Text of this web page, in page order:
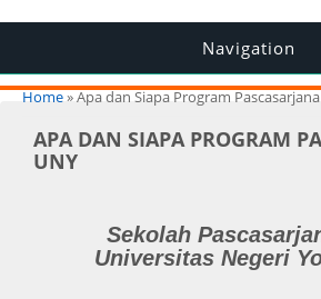
Navigation
You are here
Home» Apa dan Siapa Program
APA DAN SIAPA PROGRAM
UNY
Sekolah
Universitas Negeri